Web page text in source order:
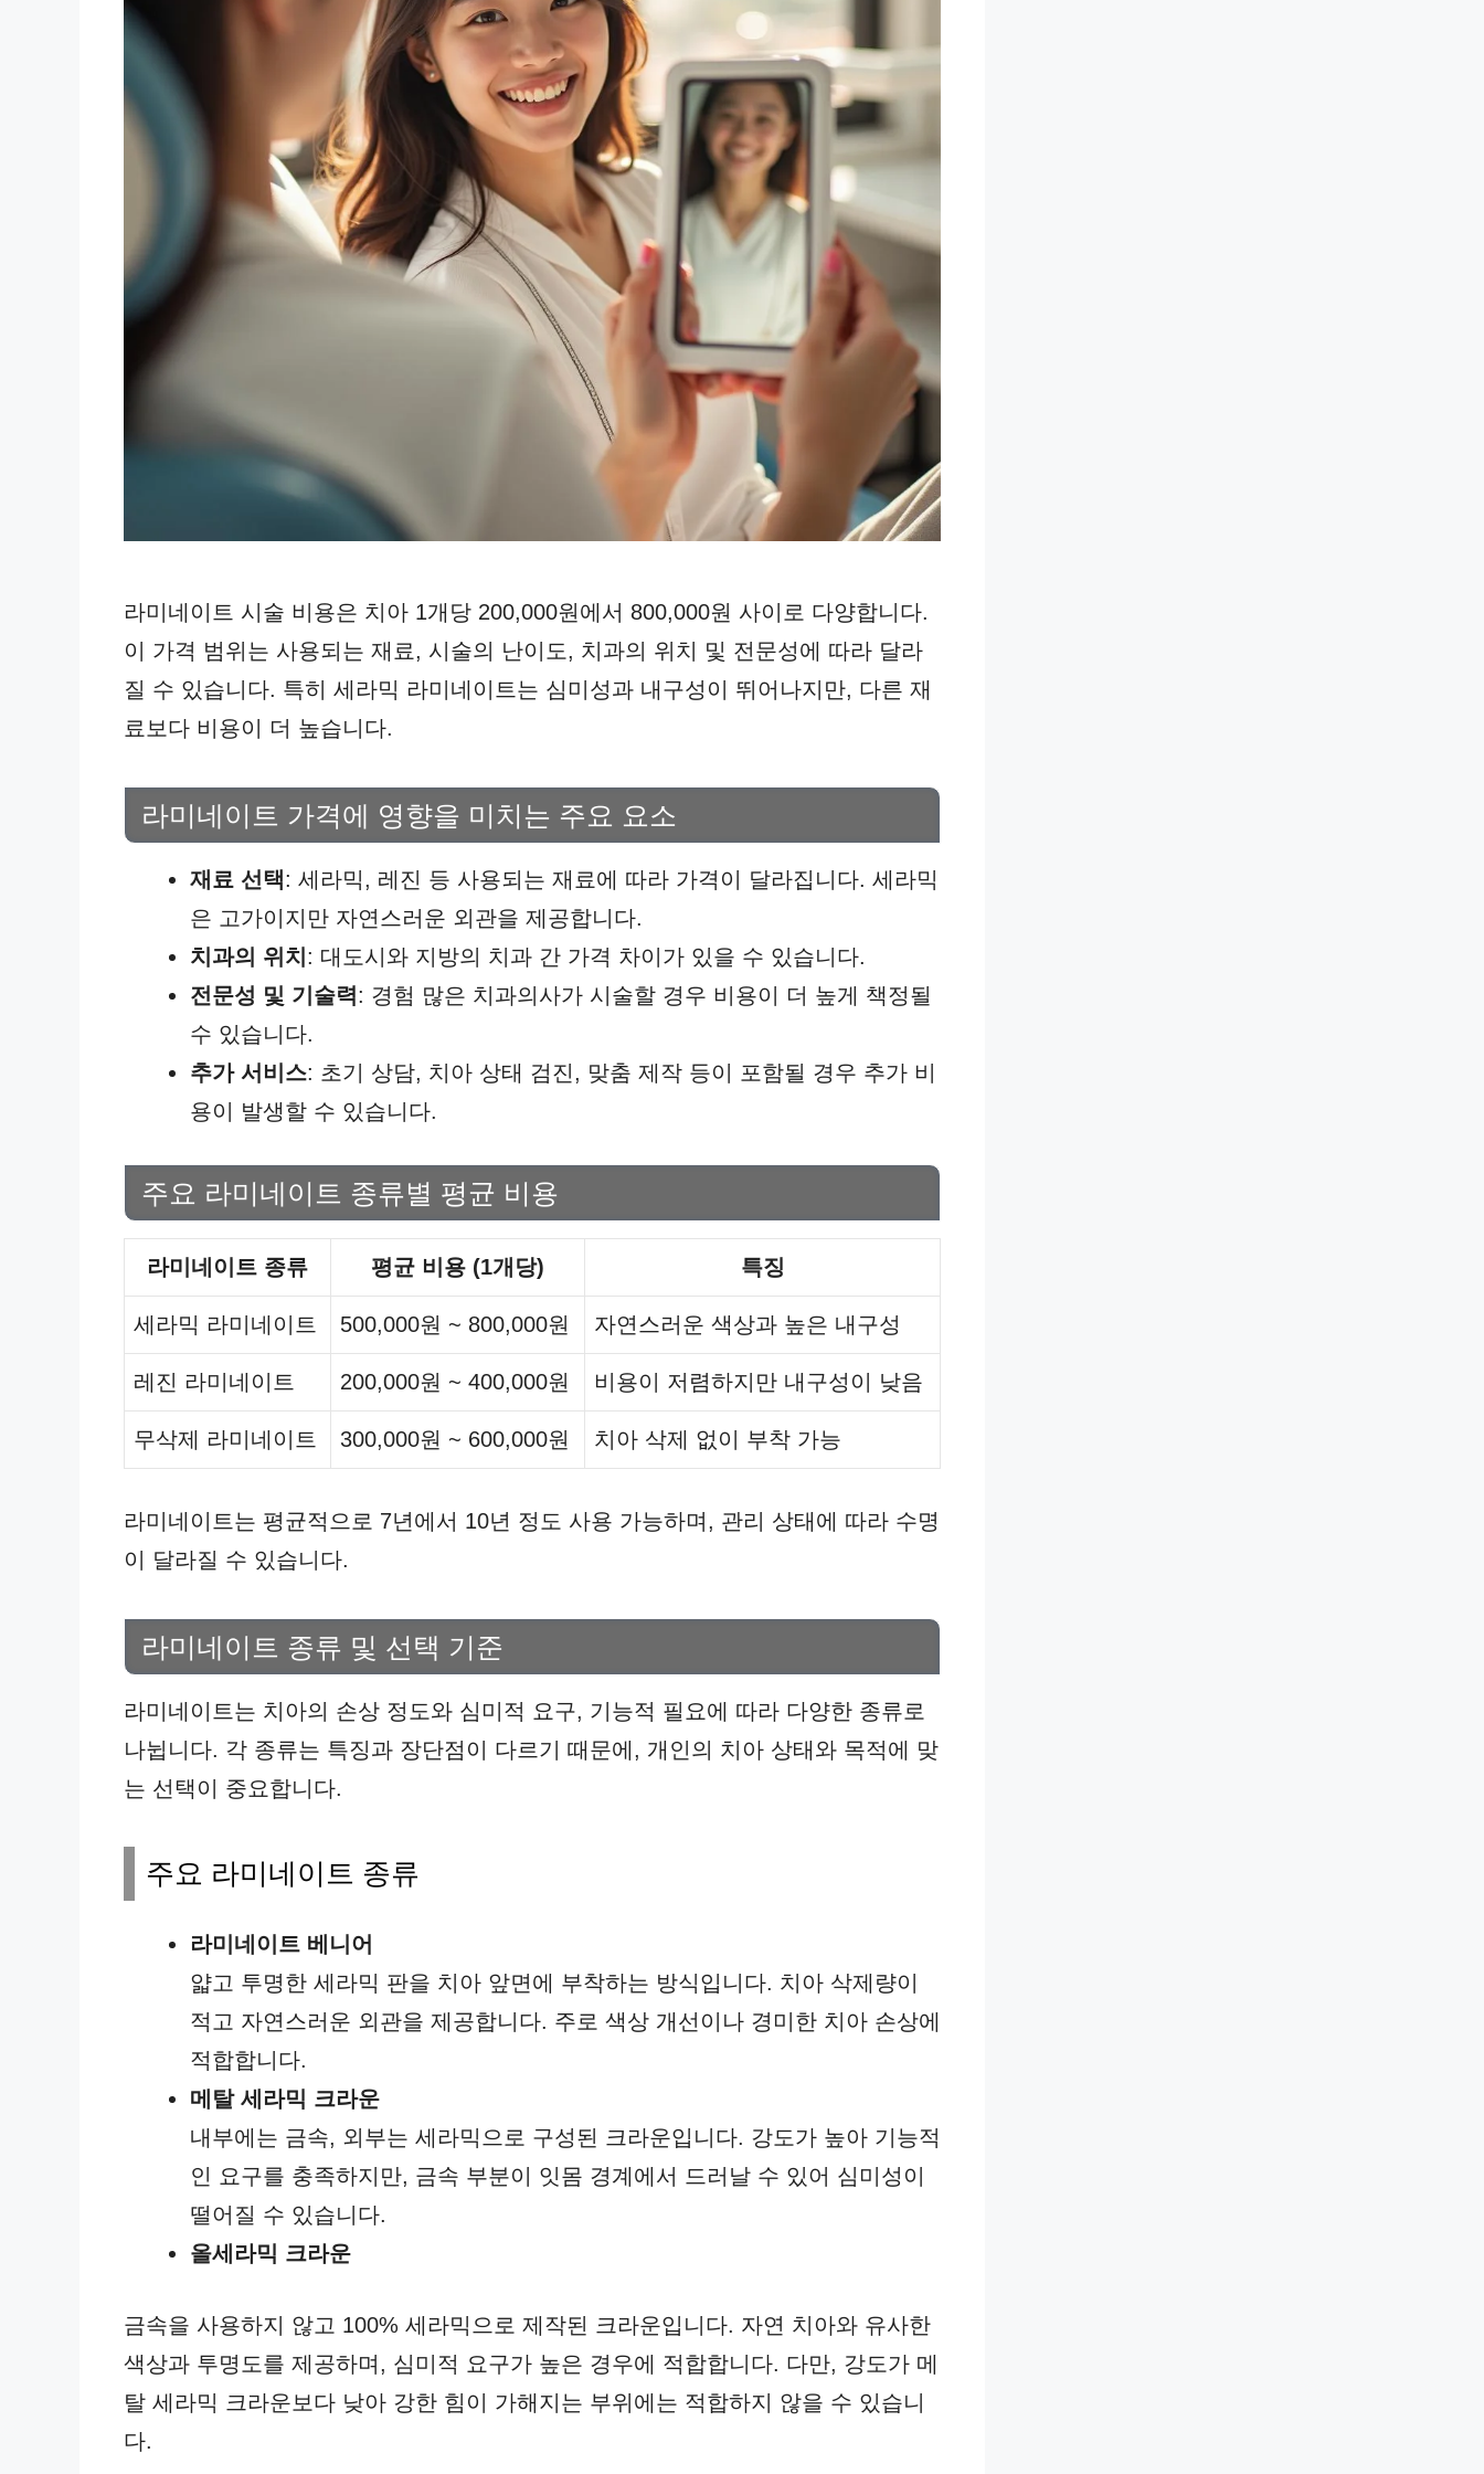
라미네이트 시술 비용은 치아 1개당 200,000원에서 800,000원 사이로 다양합니다.
이 가격 범위는 사용되는 재료, 시술의 난이도, 치과의 위치 및 전문성에 따라 달라
질 수 있습니다. 특히 세라믹 라미네이트는 심미성과 내구성이 뛰어나지만, 다른 재
료보다 비용이 더 높습니다.
라미네이트 가격에 영향을 미치는 주요 요소
재료 선택: 세라믹, 레진 등 사용되는 재료에 따라 가격이 달라집니다. 세라믹
은 고가이지만 자연스러운 외관을 제공합니다.
치과의 위치 : 대도시와 지방의 치과 간 가격 차이가 있을 수 있습니다.
전문성 및 기술력: 경험 많은 치과의사가 시술할 경우 비용이 더 높게 책정될
수 있습니다.
추가 서비스: 초기 상담, 치아 상태 검진, 맞춤 제작 등이 포함될 경우 추가 비
용이 발생할 수 있습니다.
주요 라미네이트 종류별 평균 비용
라미네이트 종류 평균 비용 (1개당) 특징
세라믹 라미네이트 500,000원 ~ 800,000원 자연스러운 색상과 높은 내구성
레진 라미네이트 200,000원 ~ 400,000원 비용이 저렴하지만 내구성이 낮음
무삭제 라미네이트 300,000원 ~ 600,000원 치아 삭제 없이 부착 가능
라미네이트는 평균적으로 7년에서 10년 정도 사용 가능하며, 관리 상태에 따라 수명
이 달라질 수 있습니다.
라미네이트 종류 및 선택 기준
라미네이트는 치아의 손상 정도와 심미적 요구, 기능적 필요에 따라 다양한 종류로
나뉩니다. 각 종류는 특징과 장단점이 다르기 때문에, 개인의 치아 상태와 목적에 맞
는 선택이 중요합니다.
주요 라미네이트 종류
라미네이트 베니어
얇고 투명한 세라믹 판을 치아 앞면에 부착하는 방식입니다. 치아 삭제량이
적고 자연스러운 외관을 제공합니다. 주로 색상 개선이나 경미한 치아 손상에
적합합니다.
메탈 세라믹 크라운
내부에는 금속, 외부는 세라믹으로 구성된 크라운입니다. 강도가 높아 기능적
인 요구를 충족하지만, 금속 부분이 잇몸 경계에서 드러날 수 있어 심미성이
떨어질 수 있습니다.
올세라믹 크라운
금속을 사용하지 않고 100% 세라믹으로 제작된 크라운입니다. 자연 치아와 유사한
색상과 투명도를 제공하며, 심미적 요구가 높은 경우에 적합합니다. 다만, 강도가 메
탈 세라믹 크라운보다 낮아 강한 힘이 가해지는 부위에는 적합하지 않을 수 있습니
다.